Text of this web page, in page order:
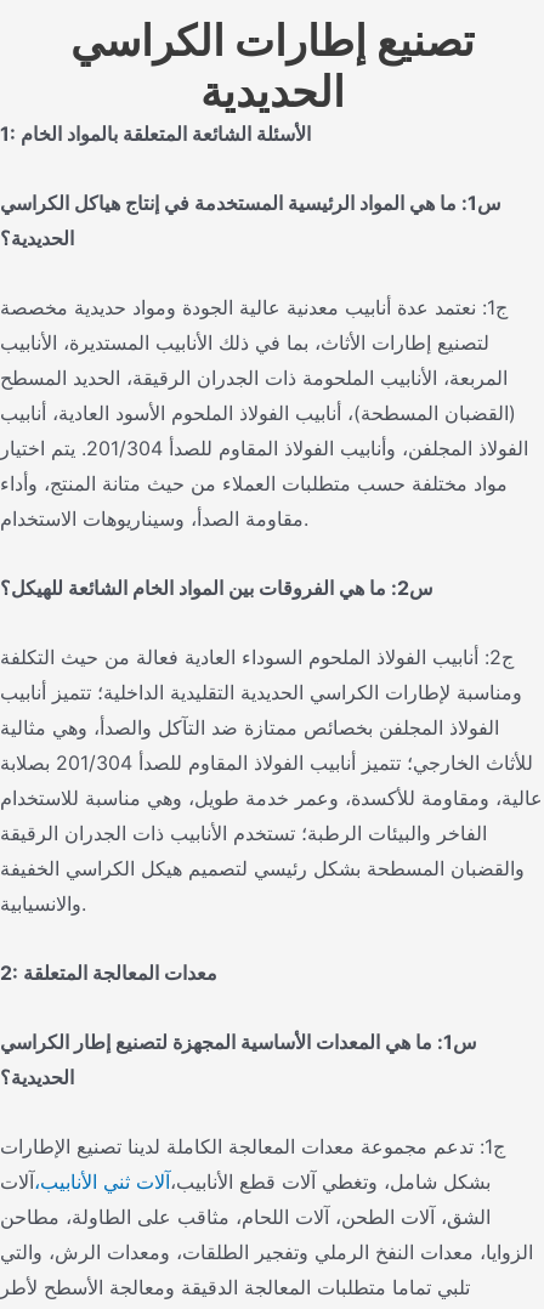
تصنيع إطارات الكراسي
الحديدية
1: الأسئلة الشائعة المتعلقة بالمواد الخام
س1: ما هي المواد الرئيسية المستخدمة في إنتاج هياكل الكراسي
الحديدية؟
ج1: نعتمد عدة أنابيب معدنية عالية الجودة ومواد حديدية مخصصة
لتصنيع إطارات الأثاث، بما في ذلك الأنابيب المستديرة، الأنابيب
المربعة، الأنابيب الملحومة ذات الجدران الرقيقة، الحديد المسطح
(القضبان المسطحة)، أنابيب الفولاذ الملحوم الأسود العادية، أنابيب
الفولاذ المجلفن، وأنابيب الفولاذ المقاوم للصدأ 201/304. يتم اختيار
مواد مختلفة حسب متطلبات العملاء من حيث متانة المنتج، وأداء
مقاومة الصدأ، وسيناريوهات الاستخدام.
س2: ما هي الفروقات بين المواد الخام الشائعة للهيكل؟
ج2: أنابيب الفولاذ الملحوم السوداء العادية فعالة من حيث التكلفة
ومناسبة لإطارات الكراسي الحديدية التقليدية الداخلية؛ تتميز أنابيب
الفولاذ المجلفن بخصائص ممتازة ضد التآكل والصدأ، وهي مثالية
للأثاث الخارجي؛ تتميز أنابيب الفولاذ المقاوم للصدأ 201/304 بصلابة
عالية، ومقاومة للأكسدة، وعمر خدمة طويل، وهي مناسبة للاستخدام
الفاخر والبيئات الرطبة؛ تستخدم الأنابيب ذات الجدران الرقيقة
والقضبان المسطحة بشكل رئيسي لتصميم هيكل الكراسي الخفيفة
والانسيابية.
2: معدات المعالجة المتعلقة
س1: ما هي المعدات الأساسية المجهزة لتصنيع إطار الكراسي
الحديدية؟
ج1: تدعم مجموعة معدات المعالجة الكاملة لدينا تصنيع الإطارات
بشكل شامل، وتغطي آلات قطع الأنابيب،آلات ثني الأنابيب،آلات
الشق، آلات الطحن، آلات اللحام، مثاقب على الطاولة، مطاحن
الزوايا، معدات النفخ الرملي وتفجير الطلقات، ومعدات الرش، والتي
تلبي تماما متطلبات المعالجة الدقيقة ومعالجة الأسطح لأطر